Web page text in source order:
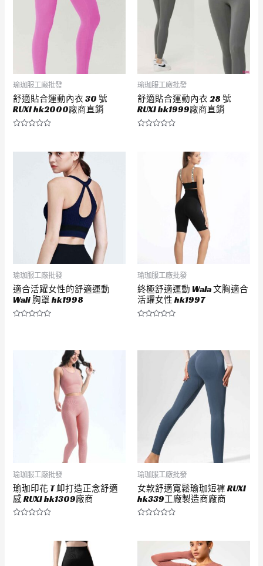
瑜珈服工廠批發
舒適貼合運動內衣 30 號
RUXI hk2000廠商直銷
瑜珈服工廠批發
舒適貼合運動內衣 28 號
RUXI hk1999廠商直銷
瑜珈服工廠批發
適合活躍女性的舒適運動
Wali 胸罩 hk1998
瑜珈服工廠批發
終極舒適運動 Wala 文胸適合
活躍女性 hk1997
分
瑜珈服工廠批發
瑜珈印花 T 卹打造正念舒適
感 RUXI hk1309廠商
瑜珈服工廠批發
女款舒適寬鬆瑜珈短褲 RUXI
hk339工廠製造商廠商